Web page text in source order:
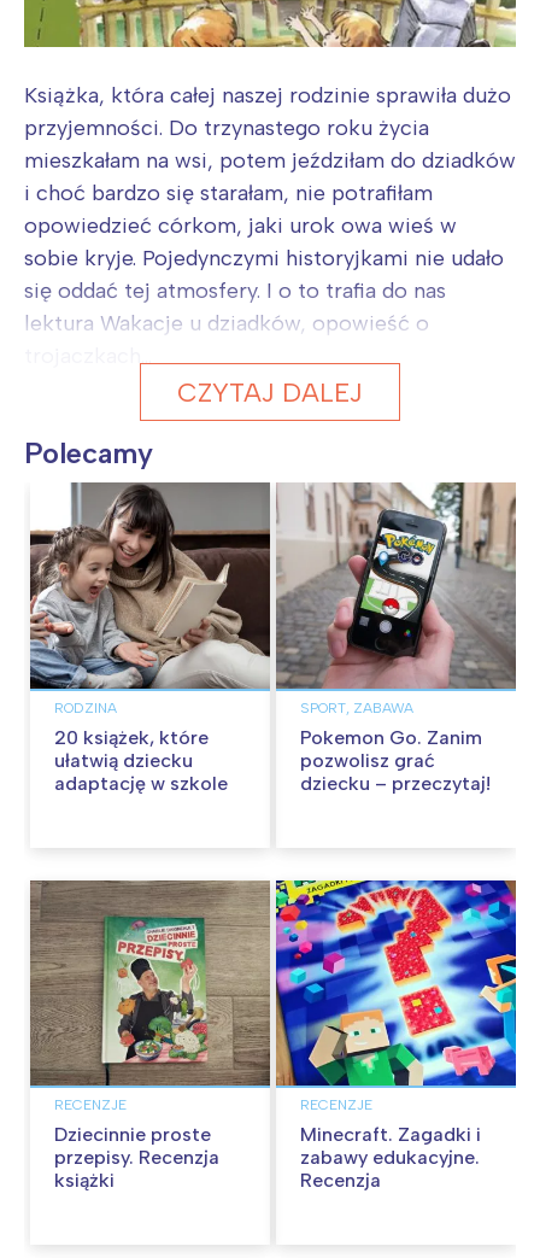
Książka, która całej naszej rodzinie sprawiła dużo
przyjemności. Do trzynastego roku życia
mieszkałam na wsi, potem jeździłam do dziadków
i choć bardzo się starałam, nie potrafiłam
opowiedzieć córkom, jaki urok owa wieś w
sobie kryje. Pojedynczymi historyjkami nie udało
się oddać tej atmosfery. I o to trafia do nas
lektura Wakacje u dziadków, opowieść o
CZYTAJ DALEJ
Polecamy
RODZINA
20 książek, które
ułatwią dziecku
adaptację w szkole
SPORT, ZABAWA
Pokemon Go. Zanim
pozwolisz grać
dziecku – przeczytaj!
RECENZJE
Dziecinnie proste
przepisy. Recenzja
książki
RECENZJE
Minecraft. Zagadki i
zabawy edukacyjne.
Recenzja